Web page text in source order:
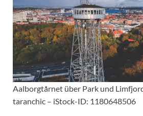
Aalborgtårnet über Park und
taranchic – iStock-ID: 1180648506